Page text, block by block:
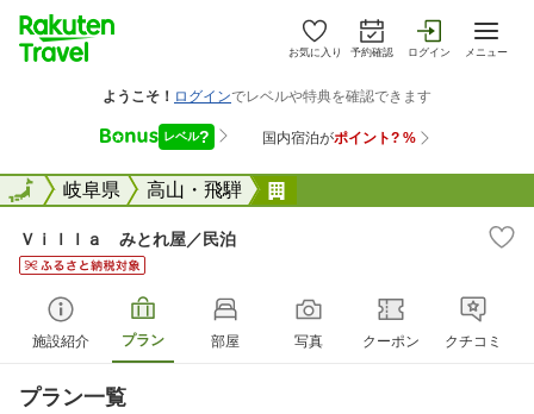
お気に入り 予約確認 ログイン メニュー
全国岐阜県 高山・飛騨
全国
Ｖｉｌｌａ みとれ屋／民泊
施設紹介 プラン 部屋 写真 クーポン クチコミ
プラン一覧